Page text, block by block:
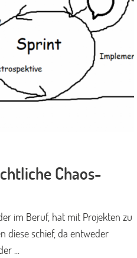
Chaos-
im Beruf, hat mit Projekten zu
diese schief, da entweder
...